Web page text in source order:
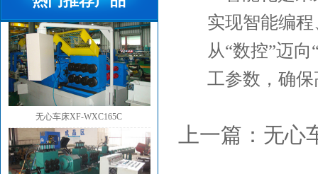
无心车床XF-WXC 255B
无心车床XF-WXC165C
实现智能编
从“数控”迈
工参数，确
上一篇： 无心